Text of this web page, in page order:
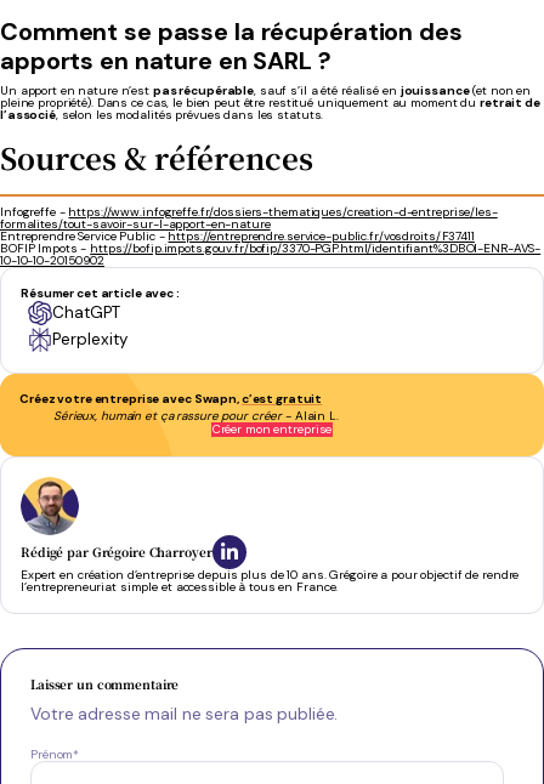
Comment se passe la récupération des
apports en nature en SARL ?
Un apport en nature n’est pas récupérable, sauf s’il a été réalisé en jouissance(et non en
pleine propriété). Dans ce cas, le bien peut être restitué uniquement au moment duretrait de
l’associé, selon les modalités prévues dans les statuts.
Sources & références
Infogreffe - https://www.infogreffe.fr/dossiers-thematiques/creation-d-entreprise/les-
formalites/tout-savoir-sur-l-apport-en-nature
Entreprendre Service Public -https://entreprendre.service-public.fr/vosdroits/F37411
BOFIP Impots - https://bofip.impots.gouv.fr/bofip/3370-PGP.html/identifiant%3DBOI-ENR-AVS-
10-10-10-20150902
Résumer cet article avec :
ChatGPT
Perplexity
Créez votre entreprise avec Swapn,c’est gratuit
Sérieux, humain et ça rassure pour créer- Alain L.
Créer mon entreprise
Rédigé par Grégoire Charroyer
Expert en création d’entreprise depuis plus de 10 ans. Grégoire a pour objectif de rendre
l’entrepreneuriat simple et accessible à tous en France.
Laisser un commentaire
Votre adresse mail ne sera pas publiée.
Prénom*